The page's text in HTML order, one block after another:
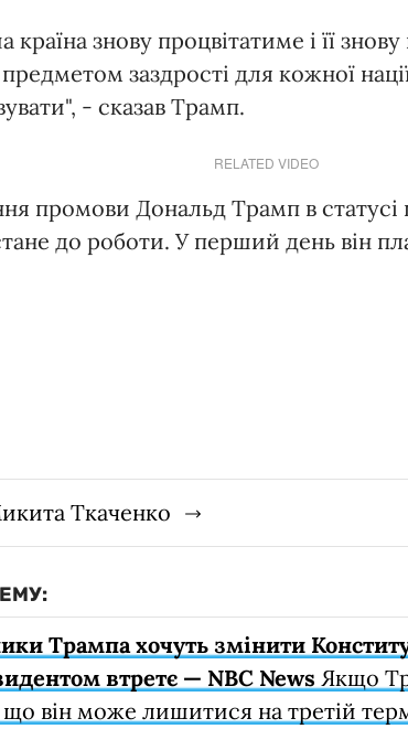
країна знову процвітатиме і її
заздрості для кожної
- сказав Трамп.
RELATED VIDEO
промови Дональд Трамп в статусі
до роботи. У перший день він
Ткаченко
Трампа хочуть змінити
втретє — NBC News Якщо
він може лишитися на третій